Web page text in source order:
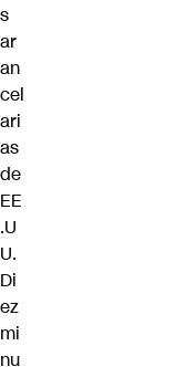
s
ar
an
cel
ari
as
de
EE
.U
U.
Di
ez
mi
nu